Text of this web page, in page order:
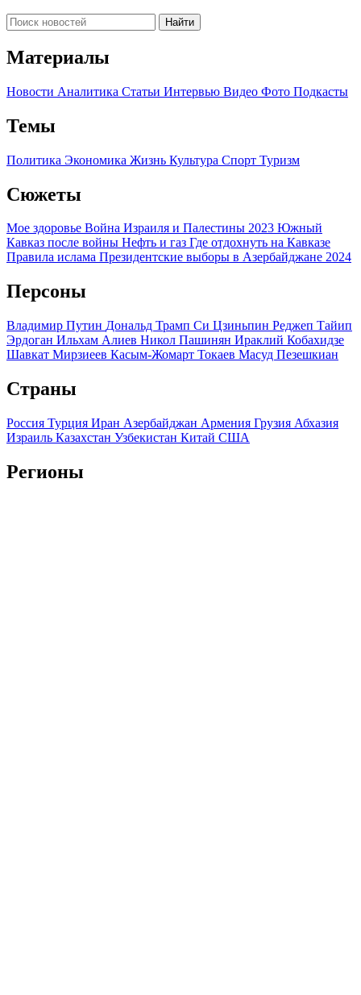
Найти
Материалы
Новости Аналитика Статьи Интервью Видео Фото Подкасты
Темы
Политика Экономика Жизнь Культура Спорт Туризм
Сюжеты
Мое здоровье Война Израиля и Палестины 2023 Южный
Кавказ после войны Нефть и газ Где отдохнуть на Кавказе
Правила ислама Президентские выборы в Азербайджане 2024
Персоны
Владимир Путин Дональд Трамп Си Цзиньпин Реджеп Тайип
Эрдоган Ильхам Алиев Никол Пашинян Ираклий Кобахидзе
Шавкат Мирзиеев Касым-Жомарт Токаев Масуд Пезешкиан
Страны
Россия Турция Иран Азербайджан Армения Грузия Абхазия
Израиль Казахстан Узбекистан Китай США
Регионы